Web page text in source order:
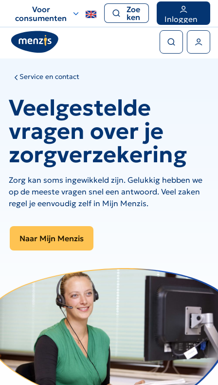
voor
snelle
navigatie
Voor
consumenten
Zoe
ken
Inloggen
Service en contact
Veelgestelde
vragen over je
zorgverzekering
Zorg kan soms ingewikkeld zijn. Gelukkig hebben we
op de meeste vragen snel een antwoord. Veel zaken
regel je eenvoudig zelf in Mijn Menzis.
Naar Mijn Menzis